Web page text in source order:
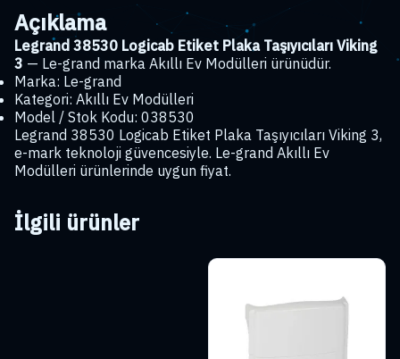
Açıklama
Legrand 38530 Logicab Etiket Plaka Taşıyıcıları Viking
3 — Le-grand marka Akıllı Ev Modülleri ürünüdür.
Marka: Le-grand
Kategori: Akıllı Ev Modülleri
Model / Stok Kodu: 038530
Legrand 38530 Logicab Etiket Plaka Taşıyıcıları Viking 3,
e-mark teknoloji güvencesiyle. Le-grand Akıllı Ev
Modülleri ürünlerinde uygun fiyat.
İlgili ürünler